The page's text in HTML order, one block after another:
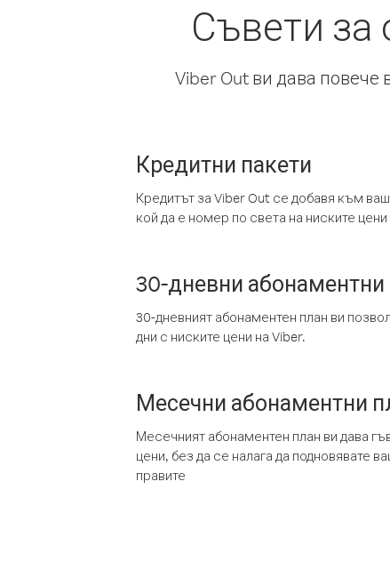
Съвети за
Viber Out ви дава повече
Кредитни пакети
Кредитът за Viber Out се добавя към
кой да е номер по света на ниските цени
30-дневни
30-дневният абонаментен план ви
дни с ниските цени на Viber.
Месечни абонаментни
Месечният абонаментен план ви дава
цени, без да се налага да подновявате
правите